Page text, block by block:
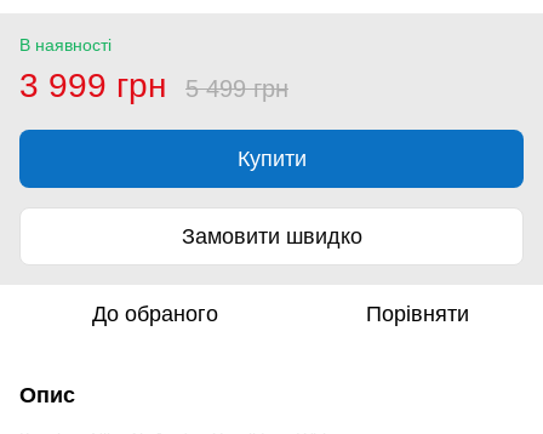
В наявності
3 999 грн 5 499 грн
Купити
Замовити швидко
До обраного Порівняти
Опис